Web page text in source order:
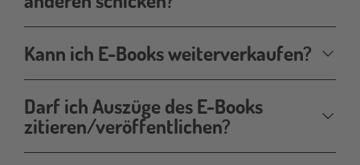
Kann ich E-Books weiterverkaufen?
Darf ich Auszüge des E-Books
zitieren/veröffentlichen?